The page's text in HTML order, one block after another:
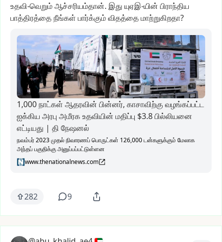
உதவி-வெறும்ஆச்சரியம்தான். இது யுஏஇ-யின் பிராந்திய
பாத்திரத்தைநீங்கள் பார்க்கும்விதத்தைமாற்றுகிறதா?
1,000 நாட்கள் ஆதரவின் பின்னர், காசாவிற்கு வழங்கப்பட்ட
ஐக்கிய அரபு அமீரக உதவியின் மதிப்பு $3.8 பில்லியனை
எட்டியது | தி நேஷனல்
நவம்பர் 2023 முதல் நிவாரணப் பொருட்கள் 126,000 டன்களுக்கும் மேலாக
அந்தப் பகுதிக்கு அனுப்பப்பட்டுள்ளன
www.thenationalnews.com
282 9